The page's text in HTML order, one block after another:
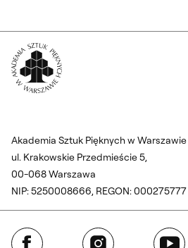
Akademia Sztuk Pięknych w Warszawie
ul. Krakowskie Przedmieście 5,
00-068 Warszawa
NIP: 5250008666, REGON: 000275777
Facebook Instagram YouTube